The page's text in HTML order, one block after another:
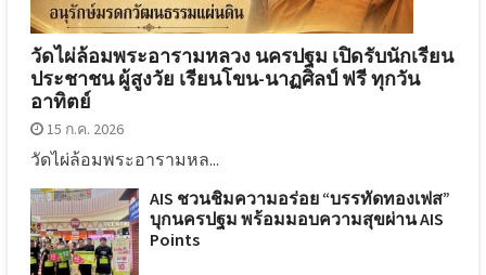
วัดไผ่ล้อมพระอารามหลวง นครปฐม เปิดรับนักเรียน
ประชาชน ผู้สูงวัย เรียนโขน-นาฏศิลป์ ฟรี ทุกวัน
อาทิตย์
15 ก.ค. 2026
วัดไผ่ล้อมพระอารามหล...
AIS ชวนชิมความอร่อย “บรรทัดทองเฟส”
บุกนครปฐม พร้อมมอบความสุขผ่าน AIS
Points